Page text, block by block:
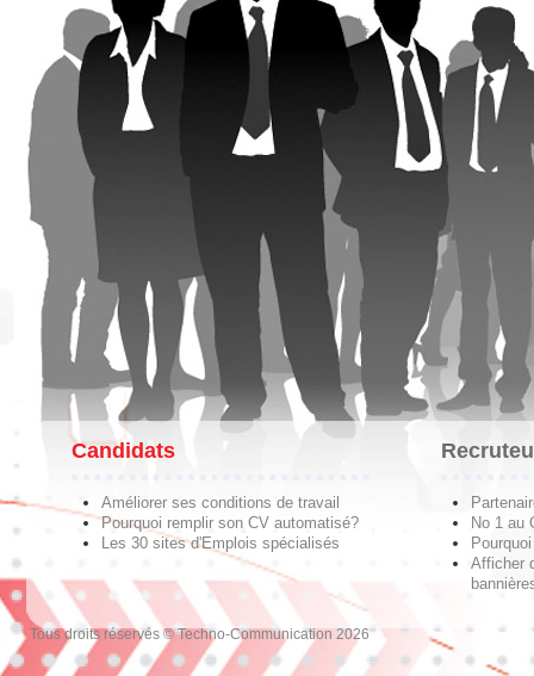
Candidats
Améliorer ses conditions de travail
Pourquoi remplir son CV automatisé?
Les 30 sites d'Emplois spécialisés
No 1 au
Afficher
Tous droits réservés © Techno-Communication 2026